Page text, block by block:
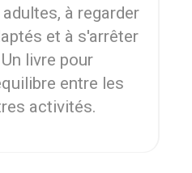
à regarder
et à s'arrêter
livre pour
entre les
activités.